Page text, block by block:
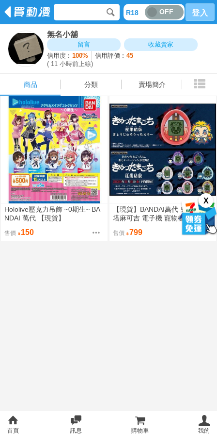
R18 OFF 登入
無名小舖
留言
收藏賣家
信用度︰100% 信用評價︰45
( 11 小時前上線)
商品 分類 賣場簡介
X
Hololive壓克力吊飾 ~0期生~ BA
NDAI 萬代 【現貨】
售價 150
【現貨】BANDAI萬代 鬼滅之刃 x
塔麻可吉 電子機 寵物機 共四款
售價 799
商品
首頁 訊息 購物車 我的